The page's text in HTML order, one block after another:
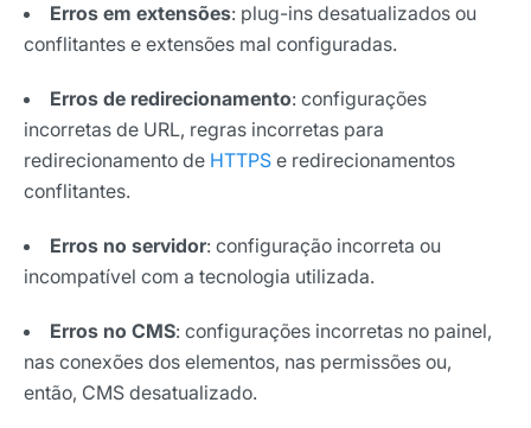
Erros em extensões: plug-ins desatualizados ou
conflitantes e extensões mal configuradas.
Erros de redirecionamento: configurações
incorretas de URL, regras incorretas para
redirecionamento de HTTPS e redirecionamentos
conflitantes.
Erros no servidor: configuração incorreta ou
incompatível com a tecnologia utilizada.
Erros no CMS: configurações incorretas no painel,
nas conexões dos elementos, nas permissões ou,
então, CMS desatualizado.